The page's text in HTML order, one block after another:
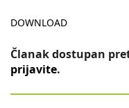
DOWNLOAD
Članak dostupan
prijavite.